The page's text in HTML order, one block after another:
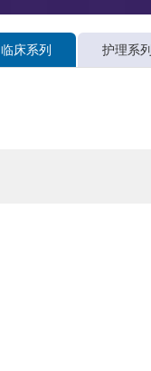
临床系列 护理系列